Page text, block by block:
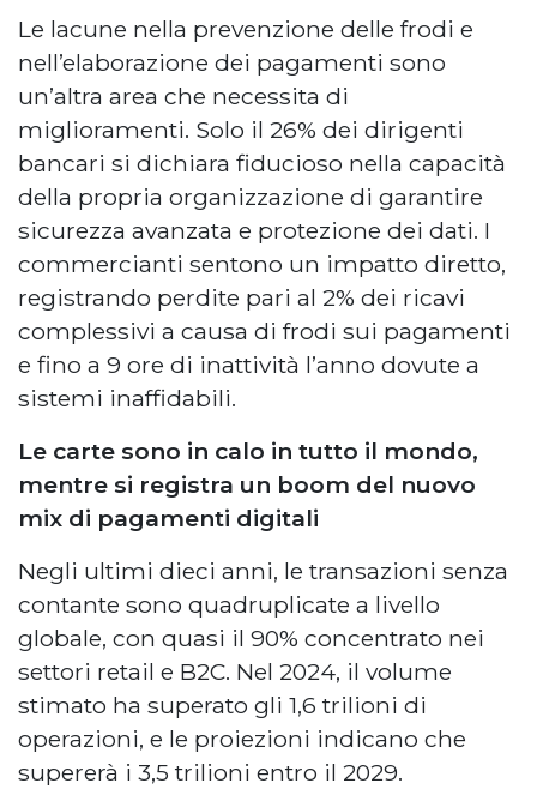
Le lacune nella prevenzione delle frodi e
nell’elaborazione dei pagamenti sono
un’altra area che necessita di
miglioramenti. Solo il 26% dei dirigenti
bancari si dichiara fiducioso nella capacità
della propria organizzazione di garantire
sicurezza avanzata e protezione dei dati. I
commercianti sentono un impatto diretto,
registrando perdite pari al 2% dei ricavi
complessivi a causa di frodi sui pagamenti
e fino a 9 ore di inattività l’anno dovute a
sistemi inaffidabili.
Le carte sono in calo in tutto il mondo,
mentre si registra un boom del nuovo
mix di pagamenti digitali
Negli ultimi dieci anni, le transazioni senza
contante sono quadruplicate a livello
globale, con quasi il 90% concentrato nei
settori retail e B2C. Nel 2024, il volume
stimato ha superato gli 1,6 trilioni di
operazioni, e le proiezioni indicano che
supererà i 3,5 trilioni entro il 2029.